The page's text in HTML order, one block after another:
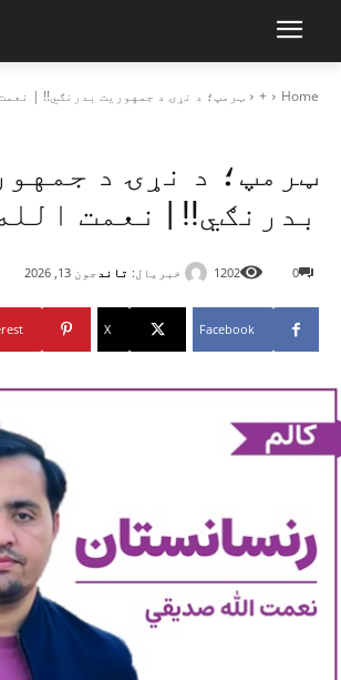
Home
+ ټرمپ؛ د نړۍ د جمهوريت بدرنګي!! |
ټرمپ؛ د نړۍ د
بدرنګي!! | نعمت
خبریال: تاند جون 13, 2026 0
1202
Facebook
X